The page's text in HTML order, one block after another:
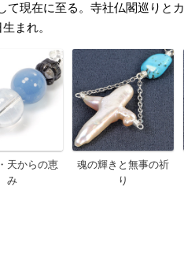
て現在に至る。寺社仏閣巡りと
まれ。
天からの恵
み
魂の輝きと無事の祈
り